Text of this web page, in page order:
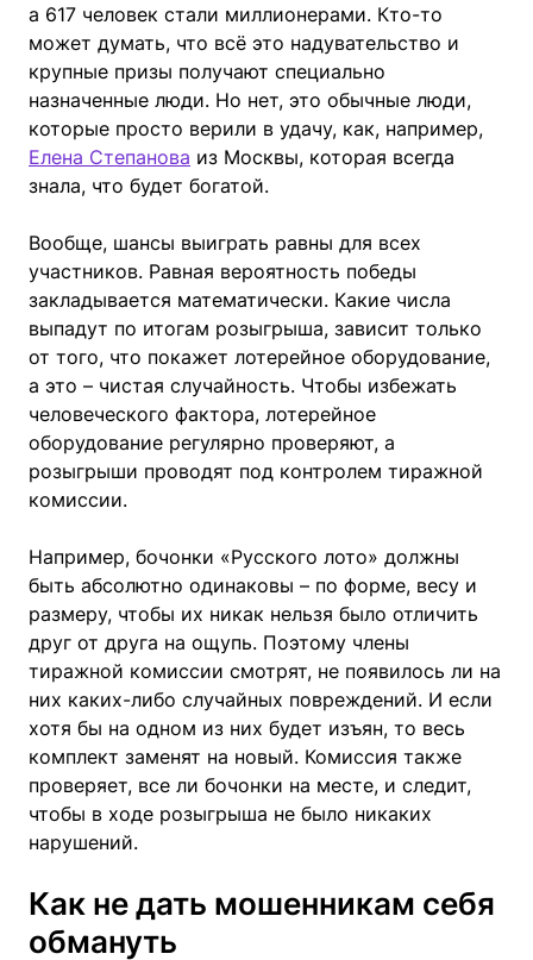
а 617 человек стали миллионерами. Кто-то
может думать, что всё это надувательство и
крупные призы получают специально
назначенные люди. Но нет, это обычные люди,
которые просто верили в удачу, как, например,
Елена Степанова из Москвы, которая всегда
знала, что будет богатой.
Вообще, шансы выиграть равны для всех
участников. Равная вероятность победы
закладывается математически. Какие числа
выпадут по итогам розыгрыша, зависит только
от того, что покажет лотерейное оборудование,
а это – чистая случайность. Чтобы избежать
человеческого фактора, лотерейное
оборудование регулярно проверяют, а
розыгрыши проводят под контролем тиражной
комиссии.
Например, бочонки «Русского лото» должны
быть абсолютно одинаковы – по форме, весу и
размеру, чтобы их никак нельзя было отличить
друг от друга на ощупь. Поэтому члены
тиражной комиссии смотрят, не появилось ли на
них каких-либо случайных повреждений. И если
хотя бы на одном из них будет изъян, то весь
комплект заменят на новый. Комиссия также
проверяет, все ли бочонки на месте, и следит,
чтобы в ходе розыгрыша не было никаких
нарушений.
Как не дать мошенникам себя
обмануть